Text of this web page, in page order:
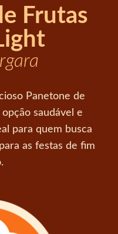
Frutas
Panetone de
opção saudável e
para quem busca
as festas de fim